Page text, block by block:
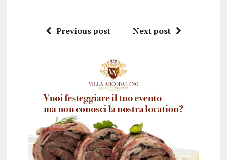
Previous post Next post